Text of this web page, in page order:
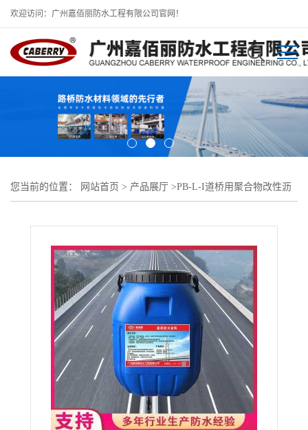
欢迎访问：广州嘉佰丽防水工程有限公司官网！
您当前的位置： 网站首页 > 产品展厅 >PB-L-I道桥用聚合物改性沥